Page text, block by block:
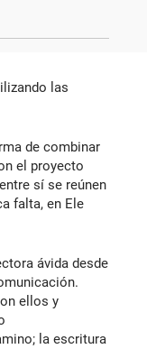
las
de combinar
el proyecto
sí se reúnen
falta, en Ele
ávida desde
ellos y
la escritura